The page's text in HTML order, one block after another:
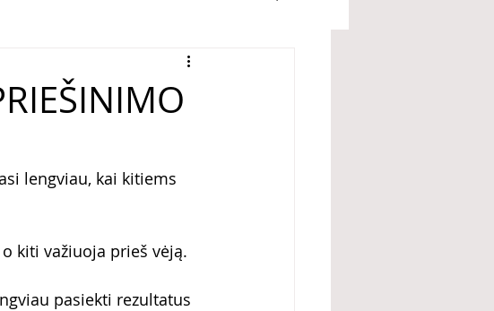
lengviau, kai kitiems
kiti važiuoja prieš vėją.
pasiekti rezultatus